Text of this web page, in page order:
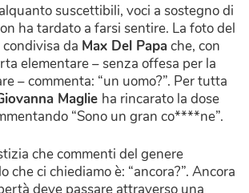
suscettibili, voci a sostegno di
ha tardato a farsi sentire. La foto del
da Max Del Papache, con
elementare – senza offesa per la
– commenta: “un uomo?”. Per tutta
Maglie ha rincarato la dose
“Sono un gran co****ne”.
che commenti del genere
che ci chiediamo è: “ancora?”. Ancora